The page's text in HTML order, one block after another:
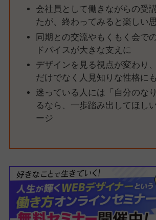
会社員として働きながらの受
たが、終わってみると楽しい
同期との交流やもくもく会で
ドバイスが大きな支えに
デザインを見る視点が変わり
だけでなく人見知りな性格に
迷っている人には「自分のな
るなら、一歩踏み出してほし
ージ